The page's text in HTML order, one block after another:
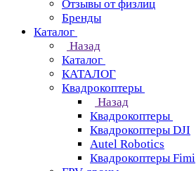
Отзывы от физлиц
Бренды
Каталог
Назад
Каталог
КАТАЛОГ
Квадрокоптеры
Назад
Квадрокоптеры
Квадрокоптеры DJI
Autel Robotics
Квадрокоптеры Fimi